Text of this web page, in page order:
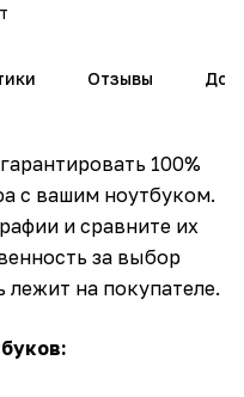
Отзывы
100%
с вашим ноутбуком.
и сравните их
за выбор
лежит на покупателе.